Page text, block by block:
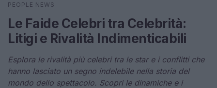
Cerca
PEOPLE NEWS
Le Faide Celebri tra Celebrità:
Litigi e Rivalità Indimenticabili
Esplora le rivalità più celebri tra le star e i conflitti che
hanno lasciato un segno indelebile nella storia del
mondo dello spettacolo. Scopri le dinamiche e i